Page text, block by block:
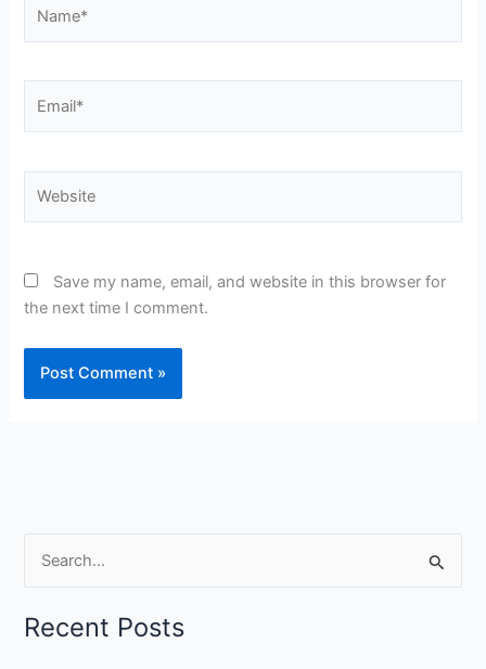
Save my name, email, and website in this browser for
the next time I comment.
a
Recent Posts